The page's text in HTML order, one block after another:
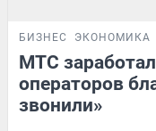
БИЗНЕС ЭКОНОМИКА
МТС
операторов
звонили»